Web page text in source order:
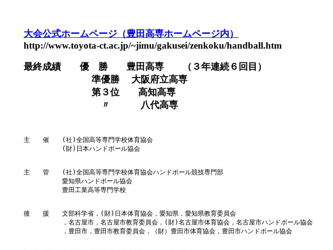
大会公式ホームページ（豊田高専ホームページ内）
http://www.toyota-ct.ac.jp/~jimu/gakusei/zenkoku/handball.htm
最終成績 優 勝 豊田高専 （３年連続６回目）
準優勝 大阪府立高専
第３位 高知高専
〃 八代高専
主　　催　　(社)全国高等専門学校体育協会
(財)日本ハンドボール協会
主　　管　　(社)全国高等専門学校体育協会ハンドボール競技専門部
愛知県ハンドボール協会
豊田工業高等専門学校
後　　援　　文部科学省，(財)日本体育協会，愛知県，愛知県教育委員会
，名古屋市，名古屋市教育委員会，(財)名古屋市体育協会，名古屋市ハンドボール協会
，豊田市，豊田市教育委員会，（財）豊田市体育協会，豊田市ハンドボール協会